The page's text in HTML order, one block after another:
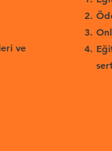
ve